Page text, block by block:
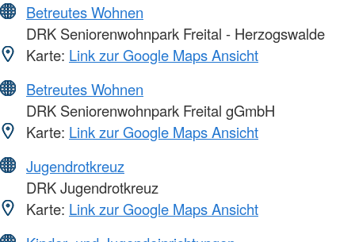
Betreutes Wohnen
DRK Seniorenwohnpark Freital - Herzogswalde
Karte: Link zur Google Maps Ansicht
Betreutes Wohnen
DRK Seniorenwohnpark Freital gGmbH
Karte: Link zur Google Maps Ansicht
Jugendrotkreuz
DRK Jugendrotkreuz
Karte: Link zur Google Maps Ansicht